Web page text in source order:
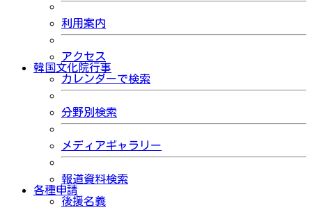
利用案内
アクセス
韓国文化院行事
カレンダーで検索
分野別検索
メディアギャラリー
報道資料検索
各種申請
後援名義